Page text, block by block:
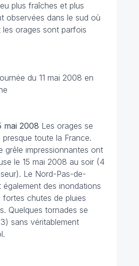
plus fraîches et plus
observées dans le sud où
les orages sont parfois
du 11 mai 2008 en
mai 2008 Les orages se
presque toute la France.
grêle impressionnantes ont
le 15 mai 2008 au soir (4
Le Nord-Pas-de-
également des inondations
fortes chutes de pluies
Quelques tornades se
sans véritablement